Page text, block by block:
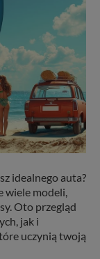
idealnego auta?
modeli,
Oto przegląd
jak i
uczynią twoją